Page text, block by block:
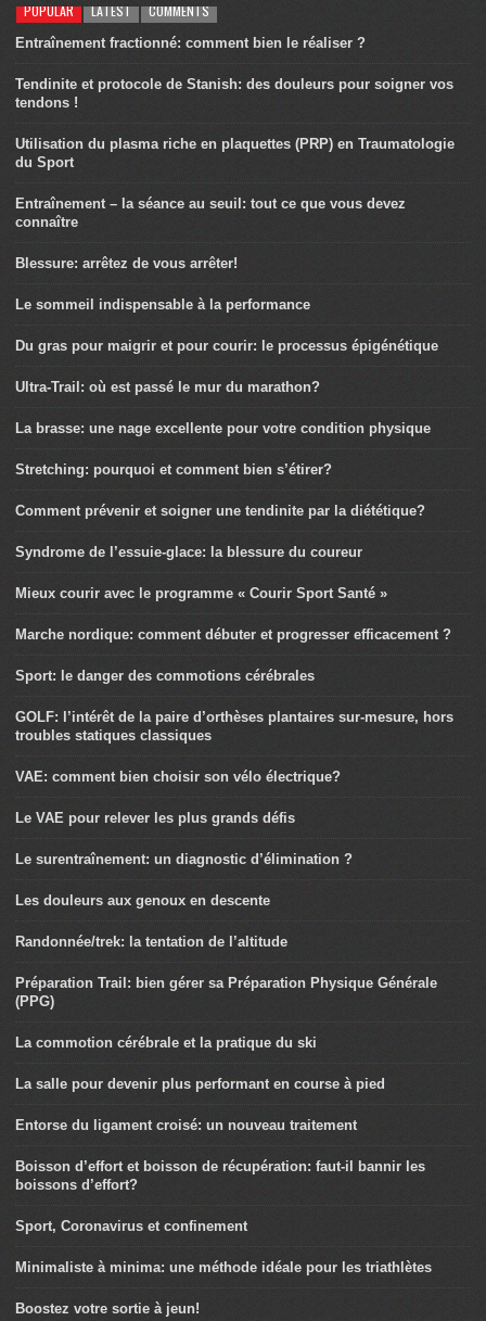
POPULAR LATEST COMMENTS
Entraînement fractionné: comment bien le réaliser ?
Tendinite et protocole de Stanish: des douleurs pour soigner vos
tendons !
Utilisation du plasma riche en plaquettes (PRP) en Traumatologie
du Sport
Entraînement – la séance au seuil: tout ce que vous devez
connaître
Blessure: arrêtez de vous arrêter!
Le sommeil indispensable à la performance
Du gras pour maigrir et pour courir: le processus épigénétique
Ultra-Trail: où est passé le mur du marathon?
La brasse: une nage excellente pour votre condition physique
Stretching: pourquoi et comment bien s’étirer?
Comment prévenir et soigner une tendinite par la diététique?
Syndrome de l’essuie-glace: la blessure du coureur
Mieux courir avec le programme « Courir Sport Santé »
Marche nordique: comment débuter et progresser efficacement ?
Sport: le danger des commotions cérébrales
GOLF: l’intérêt de la paire d’orthèses plantaires sur-mesure, hors
troubles statiques classiques
VAE: comment bien choisir son vélo électrique?
Le VAE pour relever les plus grands défis
Le surentraînement: un diagnostic d’élimination ?
Les douleurs aux genoux en descente
Randonnée/trek: la tentation de l’altitude
Préparation Trail: bien gérer sa Préparation Physique Générale
(PPG)
La commotion cérébrale et la pratique du ski
La salle pour devenir plus performant en course à pied
Entorse du ligament croisé: un nouveau traitement
Boisson d’effort et boisson de récupération: faut-il bannir les
boissons d’effort?
Sport, Coronavirus et confinement
Minimaliste à minima: une méthode idéale pour les triathlètes
Boostez votre sortie à jeun!